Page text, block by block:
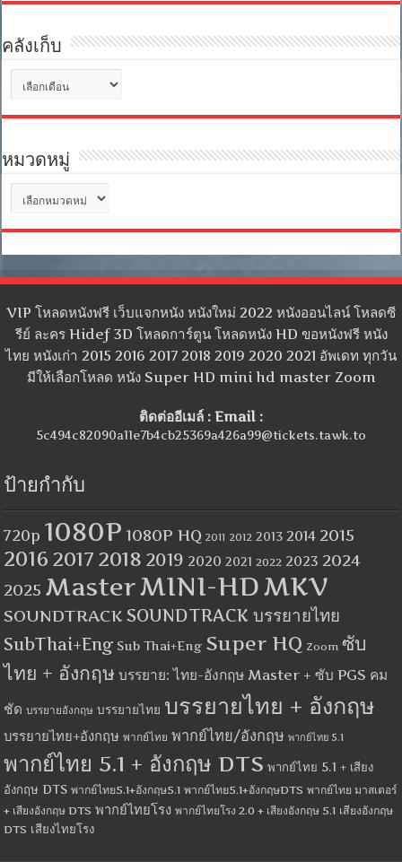
คลังเก็บ
คลัง
เก็บ
หมวดหมู่
หมวด
หมู่
VIP โหลดหนังฟรี เว็บแจกหนัง หนังใหม่ 2022 หนังออนไลน์ โหลดซี
รีย์ ละคร Hidef 3D โหลดการ์ตูน โหลดหนัง HD ขอหนังฟรี หนัง
ไทย หนังเก่า 2015 2016 2017 2018 2019 2020 2021 อัพเดท ทุกวัน
มีให้เลือกโหลด หนัง Super HD mini hd master Zoom
ติดต่ออีเมล์ : Email :
5c494c82090a11e7b4cb25369a426a99@tickets.tawk.to
ป้ายกำกับ
720p 1080P 1080P HQ 2011 2012 2013 2014 2015
2016 2017 2018 2019 2020 2021 2022 2023 2024
2025 MasterMINI-HDMKV
SOUNDTRACK SOUNDTRACK บรรยายไทย
SubThai+Eng Sub Thai+Eng Super HQ Zoom ซับ
ไทย + อังกฤษ บรรยาย: ไทย-อังกฤษ Master + ซับ PGS คม
ชัด บรรยายอังกฤษ บรรยายไทย บรรยายไทย + อังกฤษ
บรรยายไทย+อังกฤษ พากย์ไทย พากย์ไทย/อังกฤษ พากย์ไทย 5.1
พากย์ไทย 5.1 + อังกฤษ DTS พากย์ไทย 5.1 + เสียง
อังกฤษ DTS พากย์ไทย5.1+อังกฤษ5.1 พากย์ไทย5.1+อังกฤษDTS พากย์ไทย มาสเตอร์
+ เสียงอังกฤษ DTS พากย์ไทยโรง พากย์ไทยโรง 2.0 + เสียงอังกฤษ 5.1 เสียงอังกฤษ
DTS เสียงไทยโรง